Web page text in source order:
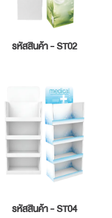
รหัสสินค้า - ST02
รหัสสินค้า - ST04